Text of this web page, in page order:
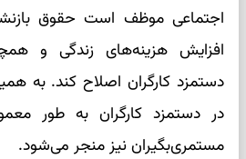
اجتماعی موظف است حقوق
افزایش هزینه‌های زندگی و
دستمزد کارگران اصلاح کند. به
در دستمزد کارگران به طور
مستمری‌بگیران نیز منجر می‌شود.